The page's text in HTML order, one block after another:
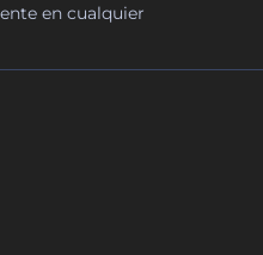
en cualquier